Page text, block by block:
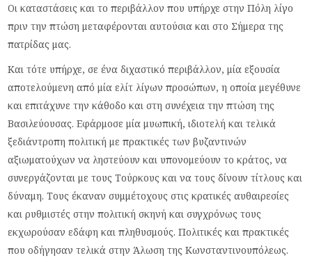
Οι καταστάσεις και το περιβάλλον που υπήρχε στην Πόλη λίγο
πριν την πτώση μεταφέρονται αυτούσια και στο Σήμερα της
πατρίδας μας.
Και τότε υπήρχε, σε ένα διχαστικό περιβάλλον, μία εξουσία
αποτελούμενη από μία ελίτ λίγων προσώπων, η οποία μεγέθυνε
και επιτάχυνε την κάθοδο και στη συνέχεια την πτώση της
Βασιλεύουσας. Εφάρμοσε μία μυωπική, ιδιοτελή και τελικά
ξεδιάντροπη πολιτική με πρακτικές των βυζαντινών
αξιωματούχων να ληστεύουν και υπονομεύουν το κράτος, να
συνεργάζονται με τους Τούρκους και να τους δίνουν τίτλους και
δύναμη. Τους έκαναν συμμέτοχους στις κρατικές αυθαιρεσίες
και ρυθμιστές στην πολιτική σκηνή και συγχρόνως τους
εκχωρούσαν εδάφη και πληθυσμούς. Πολιτικές και πρακτικές
που οδήγησαν τελικά στην Άλωση της Κωνσταντινουπόλεως.